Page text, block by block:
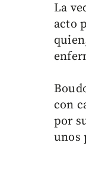
La
acto
con
por
unos